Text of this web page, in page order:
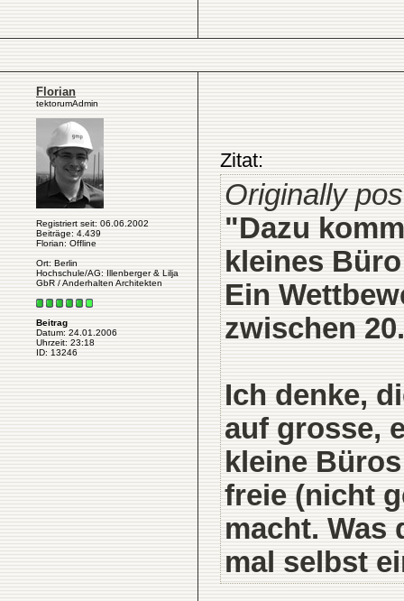
Florian
tektorumAdmin
Registriert seit: 06.06.2002
Beiträge: 4.439
Florian: Offline
Ort: Berlin
Hochschule/AG: Illenberger & Lilja
GbR / Anderhalten Architekten
Beitrag
Datum: 24.01.2006
Uhrzeit: 23:18
ID: 13246
Zitat:
Originally
"Dazu
kleines
Ein
zwischen
Ich denke,
auf grosse,
kleine
freie (nicht
macht. Was
mal selbst